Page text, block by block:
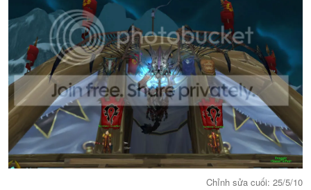
Chỉnh sửa cuối: 25/5/10